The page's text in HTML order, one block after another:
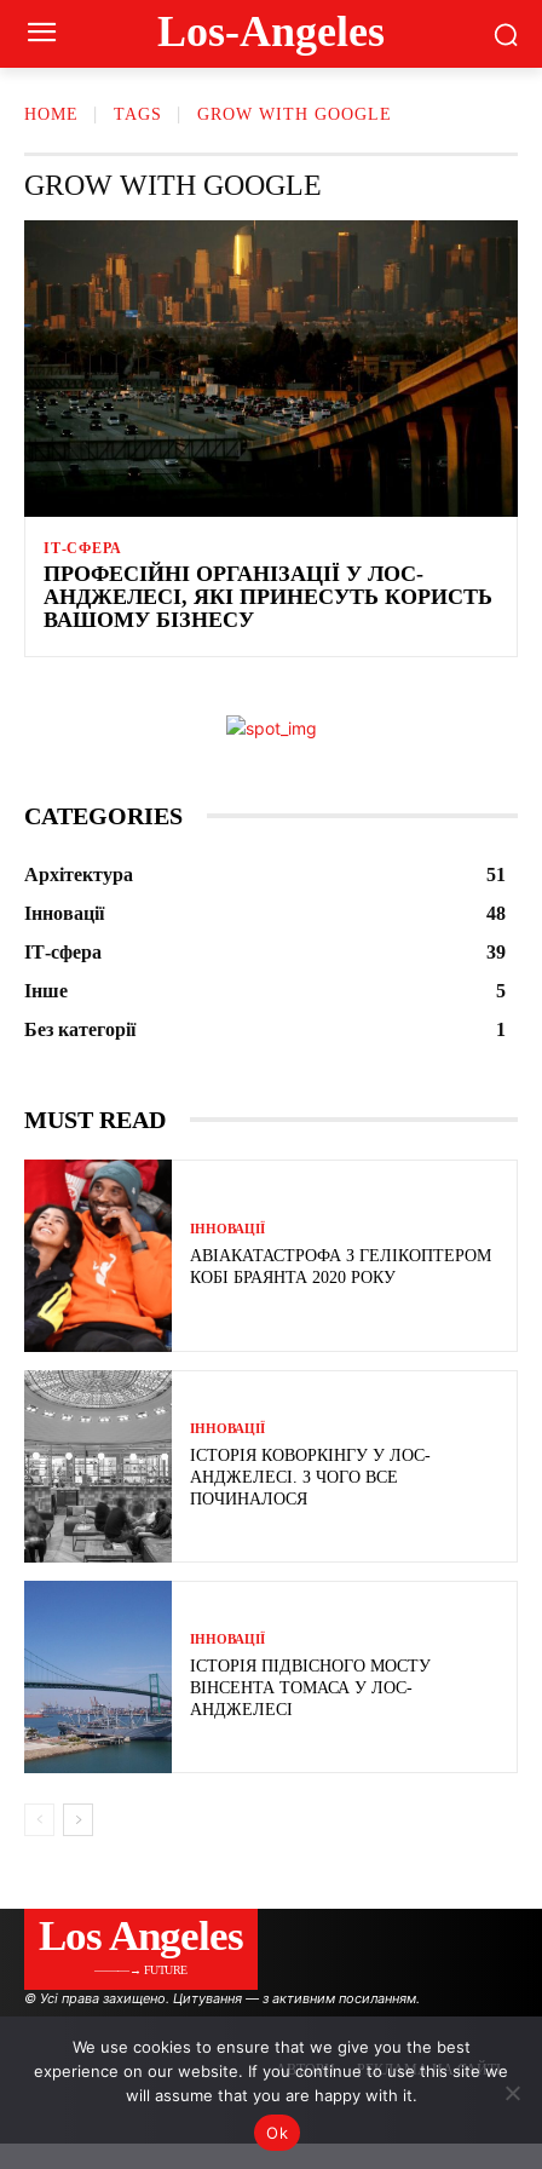
Los-Angeles
HOME TAGS GROW WITH GOOGLE
GROW WITH GOOGLE
ІТ-СФЕРА
ПРОФЕСІЙНІ ОРГАНІЗАЦІЇ У ЛОС-
АНДЖЕЛЕСІ, ЯКІ ПРИНЕСУТЬ КОРИСТЬ
ВАШОМУ БІЗНЕСУ
CATEGORIES
Архітектура
51
Інновації
48
ІТ-сфера
39
Інше
5
Без категорії
1
MUST READ
ІННОВАЦІЇ
АВІАКАТАСТРОФА З ГЕЛІКОПТЕРОМ
КОБІ БРАЯНТА 2020 РОКУ
ІННОВАЦІЇ
ІСТОРІЯ КОВОРКІНГУ У ЛОС-
АНДЖЕЛЕСІ. З ЧОГО ВСЕ
ПОЧИНАЛОСЯ
ІННОВАЦІЇ
ІСТОРІЯ ПІДВІСНОГО МОСТУ
ВІНСЕНТА ТОМАСА У ЛОС-
АНДЖЕЛЕСІ
Los Angeles
———→ FUTURE
© Усі права захищено. Цитування — з активним посиланням.
АВТОРИ РЕКЛАМА НА САЙТІ
We use cookies to ensure that we give you the best
experience on our website. If you continue to use this site we
will assume that you are happy with it.
Ok